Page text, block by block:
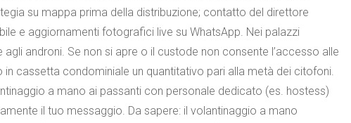
su mappa prima della distribuzione; contatto del direttore
e aggiornamenti fotografici live su WhatsApp. Nei palazzi
androni. Se non si apre o il custode non consente l’accesso alle
in cassetta condominiale un quantitativo pari alla metà dei citofoni.
a mano ai passanti con personale dedicato (es. hostess)
il tuo messaggio. Da sapere: il volantinaggio a mano